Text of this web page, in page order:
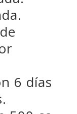
6 días